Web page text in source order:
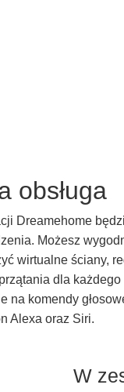
obsługa
Dreamehome
Możesz
wirtualne ściany,
dla
na komendy
Alexa oraz Siri.
W